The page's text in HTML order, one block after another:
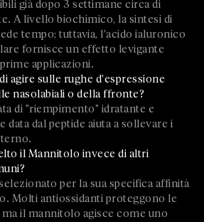
già dopo 3 settimane circa di
A livello biochimico, la sintesi di
tempo; tuttavia, l'acido ialuronico
fornisce un effetto levigante
applicazioni.
agire sulle rughe d'espressione
nasolabiali o della ffronte?
di "riempimento" idratante e
data dal peptide aiuta a sollevare i
il Mannitolo invece di altri
per la sua specifica affinità
Molti antiossidanti proteggono le
il mannitolo agisce come uno